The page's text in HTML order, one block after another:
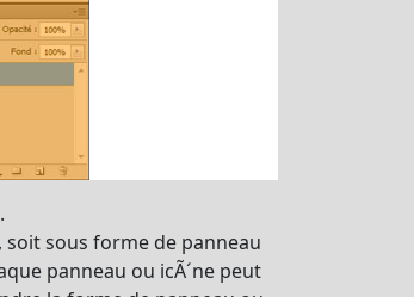
sous forme de panneau
panneau ou icÃ´ne peut